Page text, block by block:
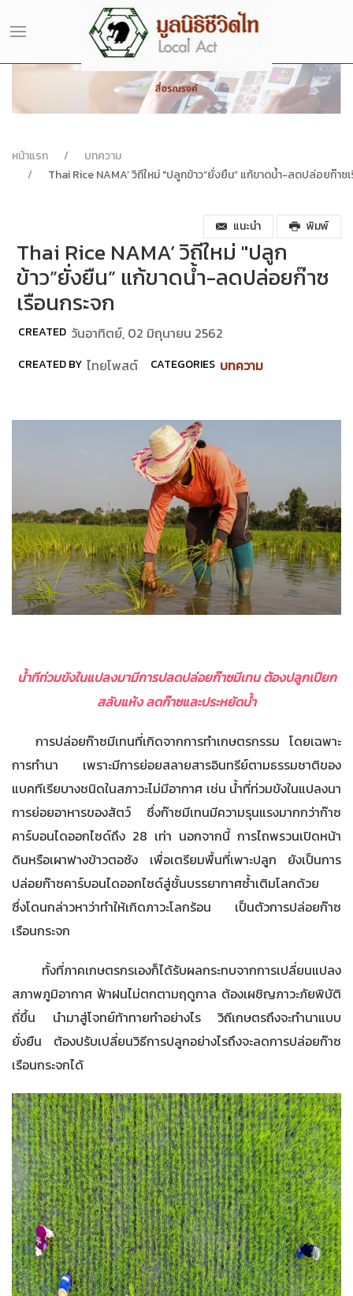
หน้าแรก
บทความ
Thai Rice NAMA’ วิถีใหม่ "ปลูกข้าว”ยั่งยืน” แก้ขาดน้ำ-ลดปล่อยก๊าซ
แนะนำ พิมพ์
Thai Rice NAMA’ วิถีใหม่ "ปลูก
ข้าว”ยั่งยืน” แก้ขาดน้ำ-ลดปล่อยก๊าซ
เรือนกระจก
CREATED วันอาทิตย์, 02 มิถุนายน 2562
CREATED BY ไทยโพสต์ CATEGORIES บทความ
น้ำทีท่วมขังในแปลงมามีการปลดปล่อยก๊าซมีเทน ต้องปลูกเปียก
สลับแห้ง ลดก๊าซและประหยัดน้ำ
การปล่อยก๊าซมีเทนที่เกิดจากการทำเกษตรกรรม โดยเฉพาะ
การทำนา เพราะมีการย่อยสลายสารอินทรีย์ตามธรรมชาติของ
แบคทีเรียบางชนิดในสภาวะไม่มีอากาศ เช่น น้ำที่ท่วมขังในแปลงนา
การย่อยอาหารของสัตว์ ซึ่งก๊าซมีเทนมีความรุนแรงมากกว่าก๊าซ
คาร์บอนไดออกไซด์ถึง 28 เท่า นอกจากนี้ การไถพรวนเปิดหน้า
ดินหรือเผาฟางข้าวตอซัง เพื่อเตรียมพื้นที่เพาะปลูก ยังเป็นการ
ปล่อยก๊าซคาร์บอนไดออกไซด์สู่ชั้นบรรยากาศซ้ำเติมโลกด้วย
ซึ่งโดนกล่าวหาว่าทำให้เกิดภาวะโลกร้อน เป็นตัวการปล่อยก๊าซ
เรือนกระจก
ทั้งที่ภาคเกษตรกรเองก็ได้รับผลกระทบจากการเปลี่ยนแปลง
สภาพภูมิอากาศ ฟ้าฝนไม่ตกตามฤดูกาล ต้องเผชิญภาวะภัยพิบัติ
ถี่ขึ้น นำมาสู่โจทย์ท้าทายทำอย่างไร วิถีเกษตรถึงจะทำนาแบบ
ยั่งยืน ต้องปรับเปลี่ยนวิธีการปลูกอย่างไรถึงจะลดการปล่อยก๊าซ
เรือนกระจกได้